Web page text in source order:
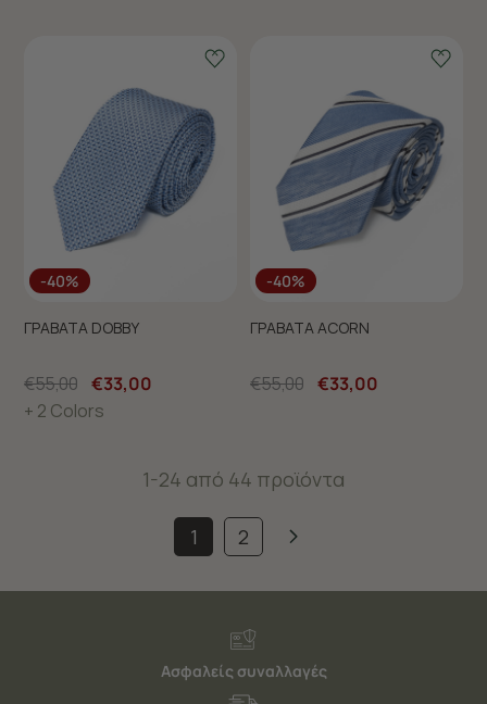
-40%
ΓΡΑΒΑΤΑ DOBBY
€55,00 €33,00
+ 2 Colors
-40%
ΓΡΑΒΑΤΑ ACORN
€55,00 €33,00
1-24 από 44 προϊόντα
1 2
Ασφαλείς συναλλαγές